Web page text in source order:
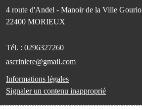
4 route d'Andel - Manoir de la Ville Gourio
22400 MORIEUX
Tél. : 0296327260
ascriniere@gmail.com
Informations légales
Signaler un contenu inapproprié